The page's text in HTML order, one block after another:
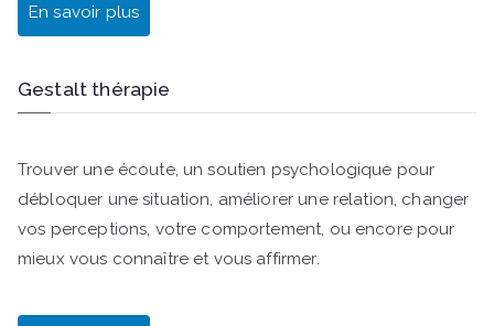
En savoir plus
Gestalt thérapie
Trouver une écoute, un soutien psychologique pour
débloquer une situation, améliorer une relation, changer
vos perceptions, votre comportement, ou encore pour
mieux vous connaître et vous affirmer.